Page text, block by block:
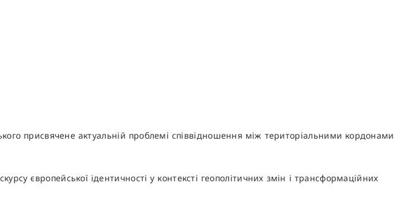
присвячене актуальній проблемі співвідношення між територіальними кордонами
європейської ідентичності у контексті геополітичних змін і трансформаційних